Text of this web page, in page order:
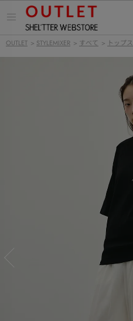
ー
を
OUTLET > STYLEMIXER > すべて > トップス